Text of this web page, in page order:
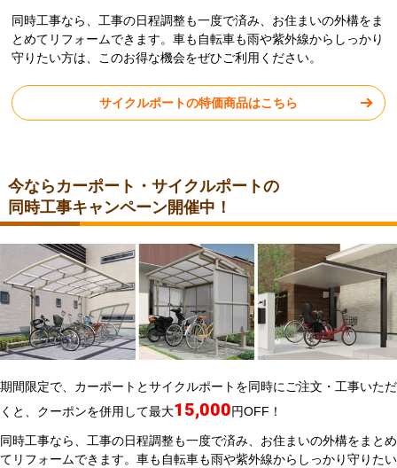
同時工事なら、工事の日程調整も一度で済み、お住まいの外構をま
とめてリフォームできます。車も自転車も雨や紫外線からしっかり
守りたい方は、このお得な機会をぜひご利用ください。
サイクルポートの特価商品はこちら
今ならカーポート・サイクルポートの
同時工事キャンペーン開催中！
期間限定で、カーポートとサイクルポートを同時にご注文・工事いただ
くと、クーポンを併用して最大15,000円OFF！
同時工事なら、工事の日程調整も一度で済み、お住まいの外構をまとめ
てリフォームできます。車も自転車も雨や紫外線からしっかり守りたい